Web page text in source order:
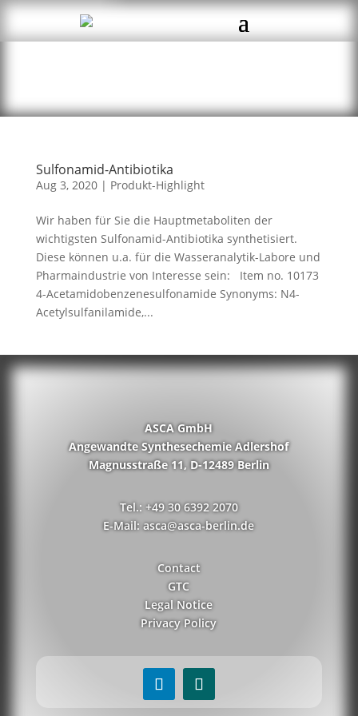
Sulfonamid-Antibiotika
Aug 3, 2020| Produkt-Highlight
Wir haben für Sie die Hauptmetaboliten der
wichtigsten Sulfonamid-Antibiotika synthetisiert.
Diese können u.a. für die Wasseranalytik-Labore und
Pharmaindustrie von Interesse sein: Item no. 10173
4-Acetamidobenzenesulfonamide Synonyms: N4-
Acetylsulfanilamide,...
ASCA GmbH
Angewandte Synthesechemie Adlershof
Magnusstraße 11, D-12489 Berlin
Tel.: +49 30 6392 2070
E-Mail: asca@asca-berlin.de
Contact
GTC
Legal Notice
Privacy Policy